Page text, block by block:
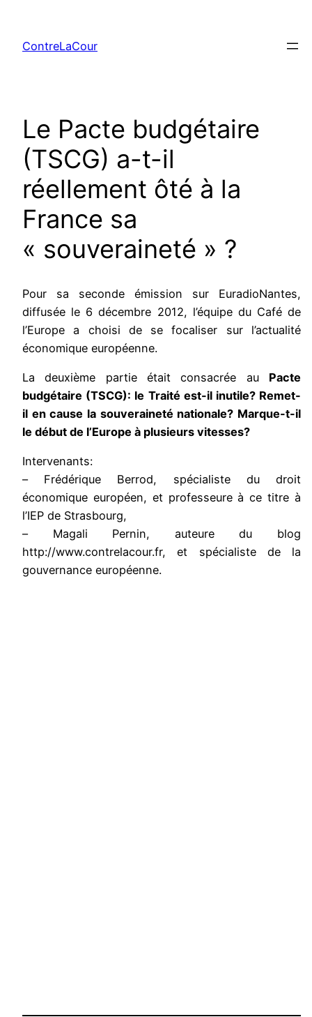
contenu
ContreLaCour
Le Pacte budgétaire
(TSCG) a-t-il
réellement ôté à la
France sa
« souveraineté » ?
Pour sa seconde émission sur EuradioNantes,
diffusée le 6 décembre 2012, l’équipe du Café de
l’Europe a choisi de se focaliser sur l’actualité
économique européenne.
La deuxième partie était consacrée au Pacte
budgétaire (TSCG): le Traité est-il inutile? Remet-
il en cause la souveraineté nationale? Marque-t-il
le début de l’Europe à plusieurs vitesses?
Intervenants:
– Frédérique Berrod, spécialiste du droit
économique européen, et professeure à ce titre à
l’IEP de Strasbourg,
– Magali Pernin, auteure du blog
http://www.contrelacour.fr, et spécialiste de la
gouvernance européenne.